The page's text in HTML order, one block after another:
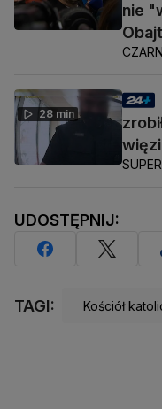
nie
28 min
UDOSTĘPNIJ:
TAGI: Kościół